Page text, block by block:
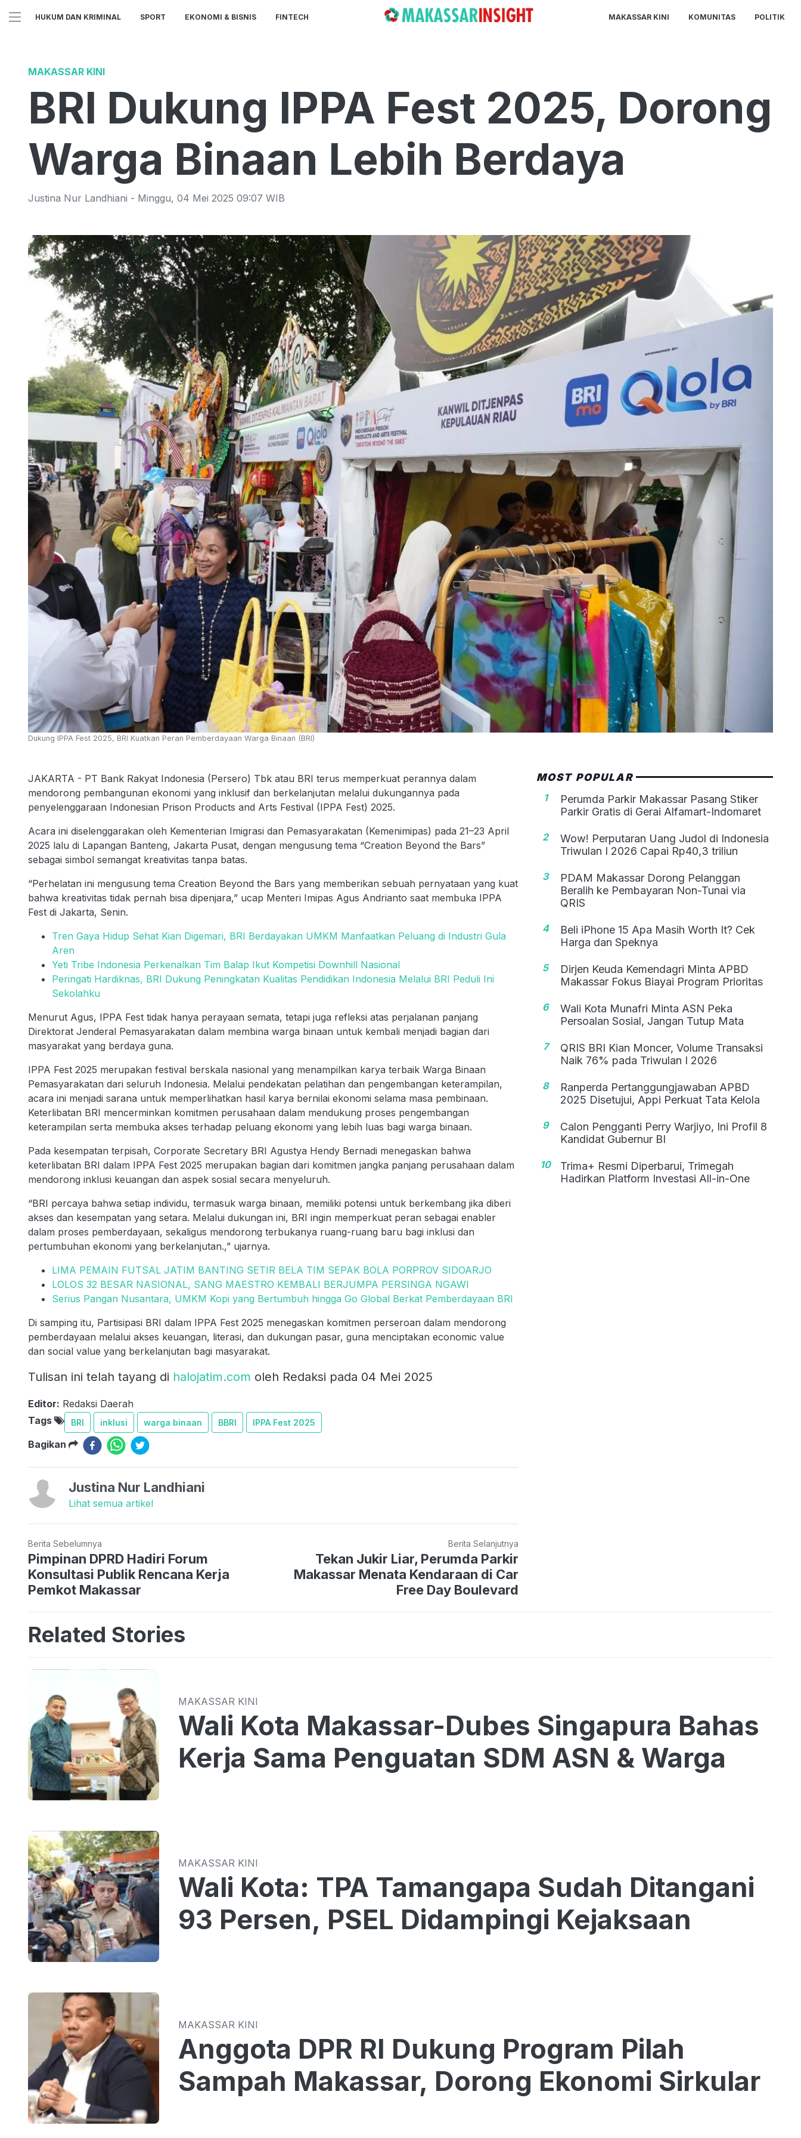
HUKUM DAN KRIMINAL SPORT EKONOMI & BISNIS FINTECH MAKASSAR KINI KOMUNITAS POLITIK
MAKASSAR KINI
BRI Dukung IPPA Fest 2025, Dorong
Warga Binaan Lebih Berdaya
Justina Nur Landhiani - Minggu, 04 Mei 2025 09:07 WIB
Dukung IPPA Fest 2025, BRI Kuatkan Peran Pemberdayaan Warga Binaan (BRI)
JAKARTA - PT Bank Rakyat Indonesia (Persero) Tbk atau BRI terus memperkuat perannya dalam
mendorong pembangunan ekonomi yang inklusif dan berkelanjutan melalui dukungannya pada
penyelenggaraan Indonesian Prison Products and Arts Festival (IPPA Fest) 2025.
Acara ini diselenggarakan oleh Kementerian Imigrasi dan Pemasyarakatan (Kemenimipas) pada 21–23 April
2025 lalu di Lapangan Banteng, Jakarta Pusat, dengan mengusung tema “Creation Beyond the Bars”
sebagai simbol semangat kreativitas tanpa batas.
“Perhelatan ini mengusung tema Creation Beyond the Bars yang memberikan sebuah pernyataan yang kuat
bahwa kreativitas tidak pernah bisa dipenjara,” ucap Menteri Imipas Agus Andrianto saat membuka IPPA
Fest di Jakarta, Senin.
Tren Gaya Hidup Sehat Kian Digemari, BRI Berdayakan UMKM Manfaatkan Peluang di Industri Gula
Aren
Yeti Tribe Indonesia Perkenalkan Tim Balap Ikut Kompetisi Downhill Nasional
Peringati Hardiknas, BRI Dukung Peningkatan Kualitas Pendidikan Indonesia Melalui BRI Peduli Ini
Sekolahku
Menurut Agus, IPPA Fest tidak hanya perayaan semata, tetapi juga refleksi atas perjalanan panjang
Direktorat Jenderal Pemasyarakatan dalam membina warga binaan untuk kembali menjadi bagian dari
masyarakat yang berdaya guna.
IPPA Fest 2025 merupakan festival berskala nasional yang menampilkan karya terbaik Warga Binaan
Pemasyarakatan dari seluruh Indonesia. Melalui pendekatan pelatihan dan pengembangan keterampilan,
acara ini menjadi sarana untuk memperlihatkan hasil karya bernilai ekonomi selama masa pembinaan.
Keterlibatan BRI mencerminkan komitmen perusahaan dalam mendukung proses pengembangan
keterampilan serta membuka akses terhadap peluang ekonomi yang lebih luas bagi warga binaan.
Pada kesempatan terpisah, Corporate Secretary BRI Agustya Hendy Bernadi menegaskan bahwa
keterlibatan BRI dalam IPPA Fest 2025 merupakan bagian dari komitmen jangka panjang perusahaan dalam
mendorong inklusi keuangan dan aspek sosial secara menyeluruh.
“BRI percaya bahwa setiap individu, termasuk warga binaan, memiliki potensi untuk berkembang jika diberi
akses dan kesempatan yang setara. Melalui dukungan ini, BRI ingin memperkuat peran sebagai enabler
dalam proses pemberdayaan, sekaligus mendorong terbukanya ruang-ruang baru bagi inklusi dan
pertumbuhan ekonomi yang berkelanjutan.,” ujarnya.
LIMA PEMAIN FUTSAL JATIM BANTING SETIR BELA TIM SEPAK BOLA PORPROV SIDOARJO
LOLOS 32 BESAR NASIONAL, SANG MAESTRO KEMBALI BERJUMPA PERSINGA NGAWI
Serius Pangan Nusantara, UMKM Kopi yang Bertumbuh hingga Go Global Berkat Pemberdayaan BRI
Di samping itu, Partisipasi BRI dalam IPPA Fest 2025 menegaskan komitmen perseroan dalam mendorong
pemberdayaan melalui akses keuangan, literasi, dan dukungan pasar, guna menciptakan economic value
dan social value yang berkelanjutan bagi masyarakat.
Tulisan ini telah tayang di halojatim.com oleh Redaksi pada 04 Mei 2025
Editor: Redaksi Daerah
Tags
BRI inklusi warga binaan BBRI IPPA Fest 2025
Bagikan
Justina Nur Landhiani
Lihat semua artikel
Berita Sebelumnya
Pimpinan DPRD Hadiri Forum
Konsultasi Publik Rencana Kerja
Pemkot Makassar
Berita Selanjutnya
Tekan Jukir Liar, Perumda Parkir
Makassar Menata Kendaraan di Car
Free Day Boulevard
MOST POPULAR
1
Perumda Parkir Makassar Pasang Stiker
Parkir Gratis di Gerai Alfamart-Indomaret
2
Wow! Perputaran Uang Judol di Indonesia
Triwulan I 2026 Capai Rp40,3 triliun
3
PDAM Makassar Dorong Pelanggan
Beralih ke Pembayaran Non-Tunai via
QRIS
4
Beli iPhone 15 Apa Masih Worth It? Cek
Harga dan Speknya
5
Dirjen Keuda Kemendagri Minta APBD
Makassar Fokus Biayai Program Prioritas
6
Wali Kota Munafri Minta ASN Peka
Persoalan Sosial, Jangan Tutup Mata
7
QRIS BRI Kian Moncer, Volume Transaksi
Naik 76% pada Triwulan I 2026
8
Ranperda Pertanggungjawaban APBD
2025 Disetujui, Appi Perkuat Tata Kelola
9
Calon Pengganti Perry Warjiyo, Ini Profil 8
Kandidat Gubernur BI
10
Trima+ Resmi Diperbarui, Trimegah
Hadirkan Platform Investasi All-in-One
Related Stories
MAKASSAR KINI
Wali Kota Makassar-Dubes Singapura Bahas
Kerja Sama Penguatan SDM ASN & Warga
MAKASSAR KINI
Wali Kota: TPA Tamangapa Sudah Ditangani
93 Persen, PSEL Didampingi Kejaksaan
MAKASSAR KINI
Anggota DPR RI Dukung Program Pilah
Sampah Makassar, Dorong Ekonomi Sirkular